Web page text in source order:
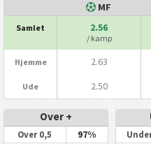
MF
Samlet 2.56
/ kamp
Hjemme 2.63
Ude 2.50
Over +
Over 0,5 97%